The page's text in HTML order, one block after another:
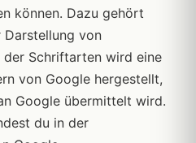
können. Dazu gehört
von
der Schriftarten wird eine
von Google hergestellt,
Google übermittelt wird.
du in der